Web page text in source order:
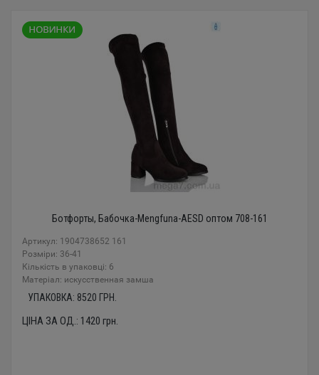
Ботфорты, Бабочка-Mengfuna-AESD оптом 708-161
Артикул: 1904738652 161
Розміри: 36-41
Кількість в упаковці: 6
Mатеріал: искусственная замша
УПАКОВКА: 8520 ГРН.
ЦІНА ЗА ОД.: 1420 грн.